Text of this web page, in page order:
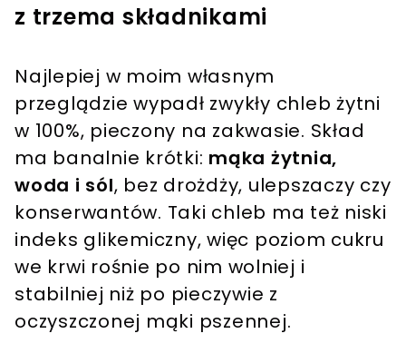
z trzema składnikami
Najlepiej w moim własnym
przeglądzie wypadł zwykły chleb żytni
w 100%, pieczony na zakwasie. Skład
ma banalnie krótki: mąka żytnia,
woda i sól, bez drożdży, ulepszaczy czy
konserwantów. Taki chleb ma też niski
indeks glikemiczny, więc poziom cukru
we krwi rośnie po nim wolniej i
stabilniej niż po pieczywie z
oczyszczonej mąki pszennej.